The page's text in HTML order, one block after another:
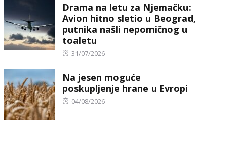
Drama na letu za Njemačku:
Avion hitno sletio u Beograd,
putnika našli nepomičnog u
toaletu
Posted
31/07/2026
Na jesen moguće
poskupljenje hrane u Evropi
Posted
04/08/2026